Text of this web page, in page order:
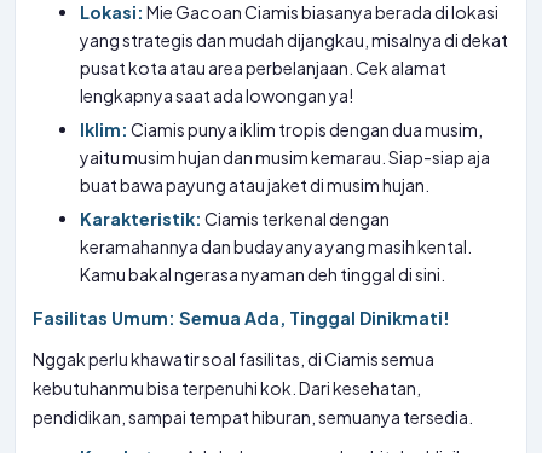
Lokasi: Mie Gacoan Ciamis biasanya berada di lokasi
yang strategis dan mudah dijangkau, misalnya di dekat
pusat kota atau area perbelanjaan. Cek alamat
lengkapnya saat ada lowongan ya!
Iklim: Ciamis punya iklim tropis dengan dua musim,
yaitu musim hujan dan musim kemarau. Siap-siap aja
buat bawa payung atau jaket di musim hujan.
Karakteristik: Ciamis terkenal dengan
keramahannya dan budayanya yang masih kental.
Kamu bakal ngerasa nyaman deh tinggal di sini.
Fasilitas Umum: Semua Ada, Tinggal Dinikmati!
Nggak perlu khawatir soal fasilitas, di Ciamis semua
kebutuhanmu bisa terpenuhi kok. Dari kesehatan,
pendidikan, sampai tempat hiburan, semuanya tersedia.